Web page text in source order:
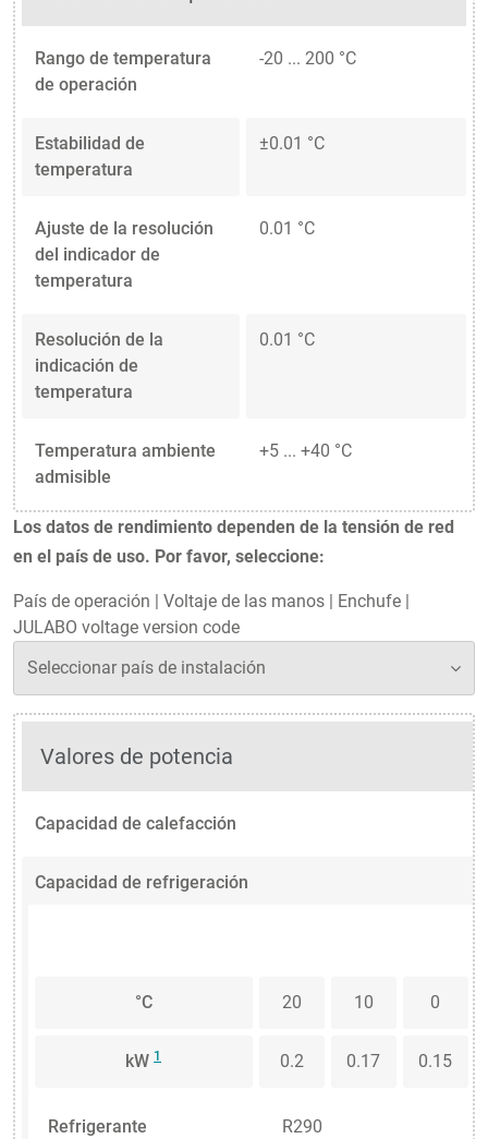
Rango de temperatura
de operación
-20 ... 200 °C
Estabilidad de
temperatura
±0.01 °C
Ajuste de la resolución
del indicador de
temperatura
0.01 °C
Resolución de la
indicación de
temperatura
0.01 °C
Temperatura ambiente
admisible
+5 ... +40 °C
Los datos de rendimiento dependen de la tensión de red
en el país de uso. Por favor, seleccione:
País de operación | Voltaje de las manos | Enchufe |
JULABO voltage version code
Valores de potencia
Capacidad de calefacción
Capacidad de refrigeración
°C 20 10 0
kW1 0.2 0.17 0.15
Refrigerante R290